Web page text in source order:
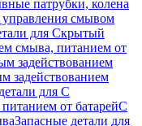
патрубки, колена
смывом
для Скрытый
смыва, питанием от
задействованием
задействованием
для С
от батарейС
Запасные детали для